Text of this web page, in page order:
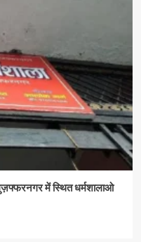
में स्थित धर्मशालाओ